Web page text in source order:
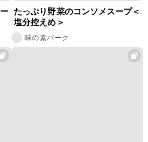
たっぷり野菜のコンソメスープ＜
塩分控えめ＞
味の素パーク